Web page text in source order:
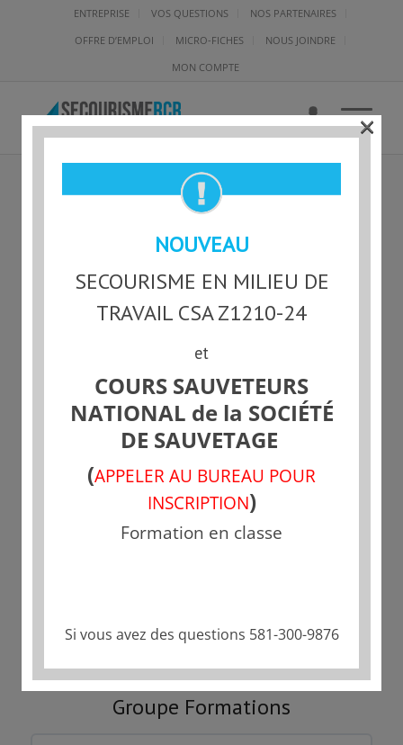
ENTREPRISE VOS QUESTIONS
NOS PARTENAIRES
OFFRE D’EMPLOI
MICRO-FICHES
NOUS JOINDRE
MON COMPTE
SMG-L-100673 – ÉVA
ZBORAI LALONDE
Statut actuel
NON-INSCRIT
Fermé
Groupe Formations
NOUVEAU
SECOURISME EN MILIEU DE
TRAVAIL CSA Z1210-24
et
COURS SAUVETEURS
NATIONAL de la SOCIÉTÉ
DE SAUVETAGE
(APPELER AU BUREAU POUR
INSCRIPTION)
Formation en classe
Si vous avez des questions 581-300-9876
×